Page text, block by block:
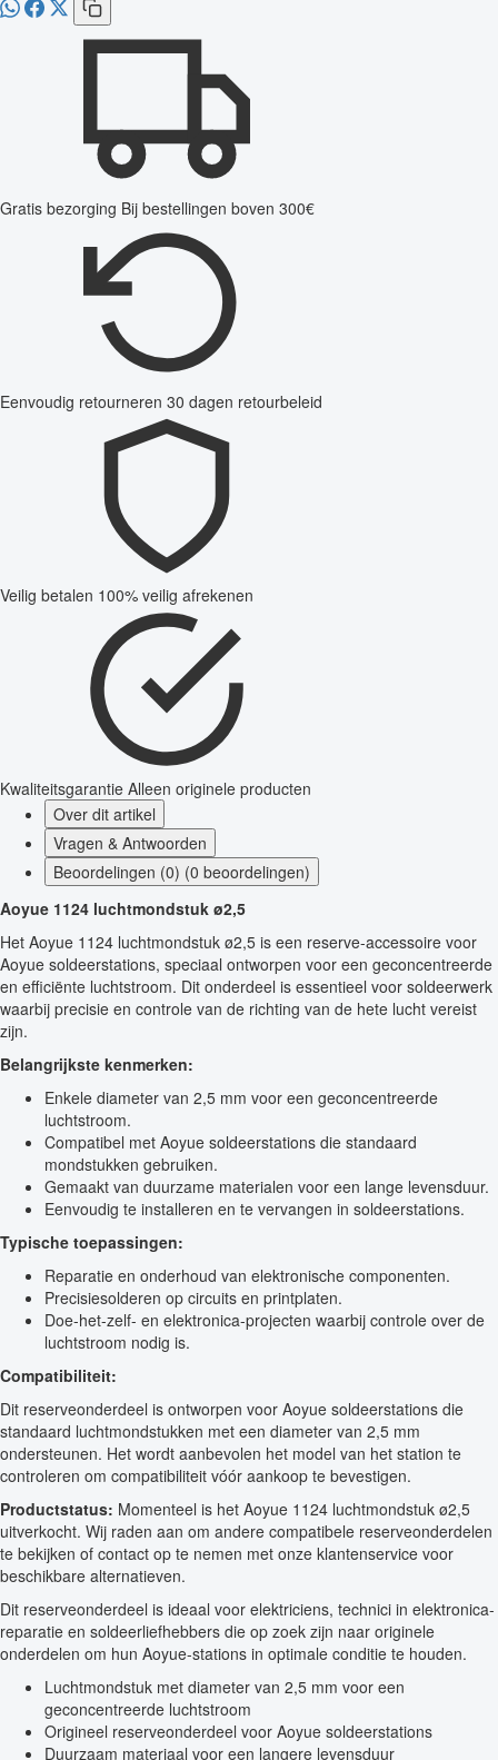
Gratis bezorging Bij bestellingen boven 300€
Eenvoudig retourneren 30 dagen retourbeleid
Veilig betalen 100% veilig afrekenen
Kwaliteitsgarantie Alleen originele producten
Over dit artikel
Vragen & Antwoorden
Beoordelingen (0) (0 beoordelingen)
Aoyue 1124 luchtmondstuk ø2,5
Het Aoyue 1124 luchtmondstuk ø2,5 is een reserve-accessoire voor
Aoyue soldeerstations, speciaal ontworpen voor een geconcentreerde
en efficiënte luchtstroom. Dit onderdeel is essentieel voor soldeerwerk
waarbij precisie en controle van de richting van de hete lucht vereist
zijn.
Belangrijkste kenmerken:
Enkele diameter van 2,5 mm voor een geconcentreerde
luchtstroom.
Compatibel met Aoyue soldeerstations die standaard
mondstukken gebruiken.
Gemaakt van duurzame materialen voor een lange levensduur.
Eenvoudig te installeren en te vervangen in soldeerstations.
Typische toepassingen:
Reparatie en onderhoud van elektronische componenten.
Precisiesolderen op circuits en printplaten.
Doe-het-zelf- en elektronica-projecten waarbij controle over de
luchtstroom nodig is.
Compatibiliteit:
Dit reserveonderdeel is ontworpen voor Aoyue soldeerstations die
standaard luchtmondstukken met een diameter van 2,5 mm
ondersteunen. Het wordt aanbevolen het model van het station te
controleren om compatibiliteit vóór aankoop te bevestigen.
Productstatus: Momenteel is het Aoyue 1124 luchtmondstuk ø2,5
uitverkocht. Wij raden aan om andere compatibele reserveonderdelen
te bekijken of contact op te nemen met onze klantenservice voor
beschikbare alternatieven.
Dit reserveonderdeel is ideaal voor elektriciens, technici in elektronica-
reparatie en soldeerliefhebbers die op zoek zijn naar originele
onderdelen om hun Aoyue-stations in optimale conditie te houden.
Luchtmondstuk met diameter van 2,5 mm voor een
geconcentreerde luchtstroom
Origineel reserveonderdeel voor Aoyue soldeerstations
Duurzaam materiaal voor een langere levensduur